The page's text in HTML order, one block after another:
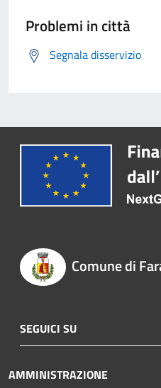
Problemi in città
Segnala disservizio
Comune di
SEGUICI SU
AMMINISTRAZIONE